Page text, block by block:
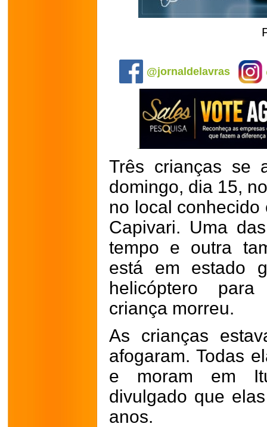
@jornaldelavras
Três crianças se
domingo, dia 15,
no local
Capivari. Uma
tempo e outra
está em estado
helicóptero
criança morreu.
As crianças
afogaram. Todas
e moram em
divulgado que
anos.